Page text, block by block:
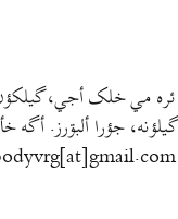
ئره مي خلک أجي، گيلکؤن
گيلؤنه، جؤرا ألبۊرز.